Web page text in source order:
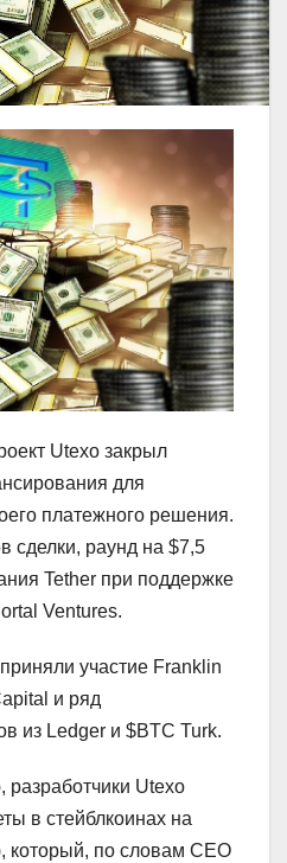
Utexo закрыл
для
платежного решения.
сделки, раунд на $7,5
Tether при поддержке
Ventures.
участие Franklin
и ряд
из Ledger и $BTC Turk.
Utexo
в стейблкоинах на
который, по словам CEO